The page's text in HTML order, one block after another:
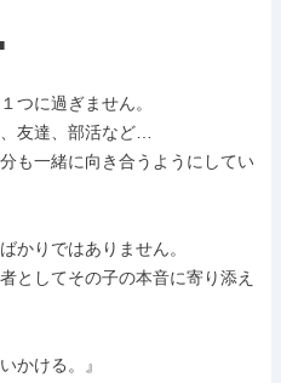
つに過ぎません。
友達、部活など…
も一緒に向き合うようにしてい
かりではありません。
としてその子の本音に寄り添え
かける。』